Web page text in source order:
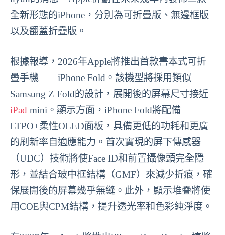
全新形態的iPhone，分別為可折疊版、無邊框版
以及翻蓋折疊版。
根據報導，2026年Apple將推出首款書本式可折
疊手機——iPhone Fold。該機型將採用類似
Samsung Z Fold的設計，展開後的屏幕尺寸接近
iPad mini。顯示方面，iPhone Fold將配備
LTPO+柔性OLED面板，具備更低的功耗和更廣
的刷新率自適應能力。首次實現的屏下傳感器
（UDC）技術將使Face ID和前置攝像頭完全隱
形，並結合玻中框結構（GMF）來減少折痕，確
保展開後的屏幕幾乎無縫。此外，顯示堆疊將使
用COE與CPM結構，提升透光率和色彩純淨度。